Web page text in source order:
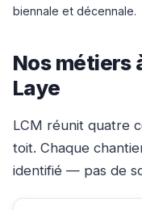
biennale et décennale.
Nos métiers
Laye
LCM réunit quatre
toit. Chaque
identifié — pas de